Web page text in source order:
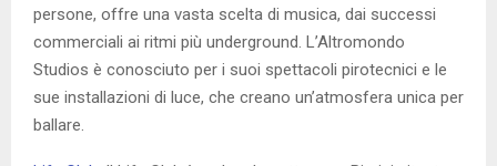
persone, offre una vasta scelta di musica, dai successi
commerciali ai ritmi più underground. L’Altromondo
Studios è conosciuto per i suoi spettacoli pirotecnici e le
sue installazioni di luce, che creano un’atmosfera unica per
ballare.